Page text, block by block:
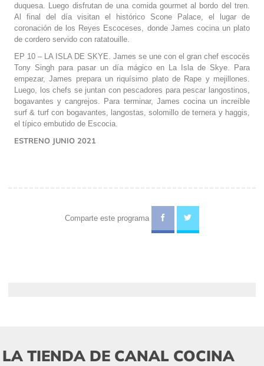
duquesa. Luego disfrutan de una comida gourmet al bordo del tren.
Al final del día visitan el histórico Scone Palace, el lugar de
coronación de los Reyes Escoceses, donde James cocina un plato
de cordero servido con ratatouille.
EP 10 – LA ISLA DE SKYE. James se une con el gran chef escocés
Tony Singh para pasar un día mágico en La Isla de Skye. Para
empezar, James prepara un riquísimo plato de Rape y mejillones.
Luego, los chefs se juntan con pescadores para pescar langostinos,
bogavantes y cangrejos. Para terminar, James cocina un increíble
surf & turf con bogavantes, langostas, solomillo de ternera y haggis,
el típico embutido de Escocia.
ESTRENO JUNIO 2021
Comparte este programa
LA TIENDA DE CANAL COCINA